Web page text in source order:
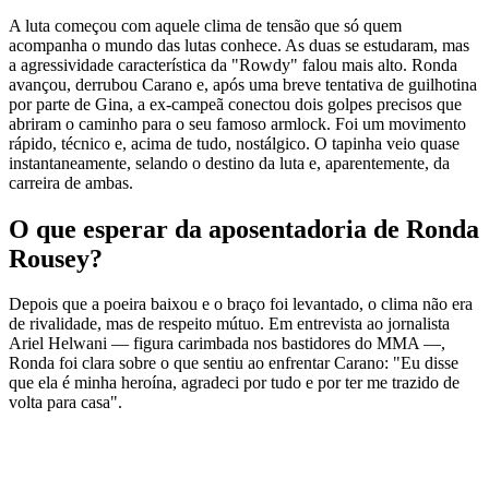
A luta começou com aquele clima de tensão que só quem
acompanha o mundo das lutas conhece. As duas se estudaram, mas
a agressividade característica da "Rowdy" falou mais alto. Ronda
avançou, derrubou Carano e, após uma breve tentativa de guilhotina
por parte de Gina, a ex-campeã conectou dois golpes precisos que
abriram o caminho para o seu famoso armlock. Foi um movimento
rápido, técnico e, acima de tudo, nostálgico. O tapinha veio quase
instantaneamente, selando o destino da luta e, aparentemente, da
carreira de ambas.
O que esperar da aposentadoria de Ronda
Rousey?
Depois que a poeira baixou e o braço foi levantado, o clima não era
de rivalidade, mas de respeito mútuo. Em entrevista ao jornalista
Ariel Helwani — figura carimbada nos bastidores do MMA —,
Ronda foi clara sobre o que sentiu ao enfrentar Carano: "Eu disse
que ela é minha heroína, agradeci por tudo e por ter me trazido de
volta para casa".